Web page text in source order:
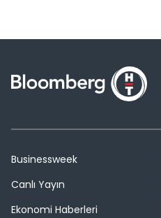
Businessweek
Canlı Yayın
Ekonomi Haberleri